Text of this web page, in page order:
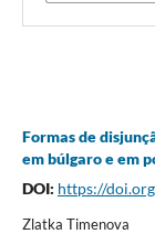
Formas de
em búlgaro e em
DOI: https://
Zlatka Timenova